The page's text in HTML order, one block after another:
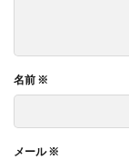
名前 ※
メール※